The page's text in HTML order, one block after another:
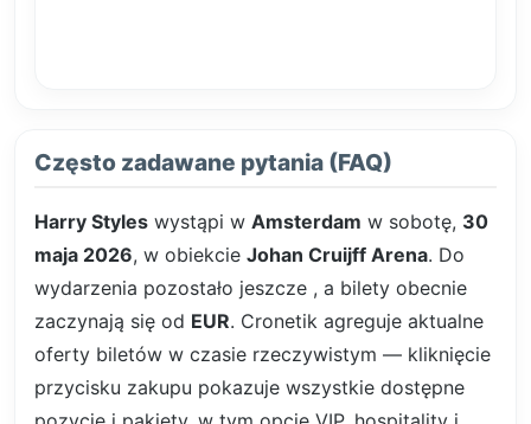
Często zadawane pytania (FAQ)
Harry Styles wystąpi w Amsterdam w sobotę, 30
maja 2026, w obiekcie Johan Cruijff Arena. Do
wydarzenia pozostało jeszcze , a bilety obecnie
zaczynają się od EUR. Cronetik agreguje aktualne
oferty biletów w czasie rzeczywistym — kliknięcie
przycisku zakupu pokazuje wszystkie dostępne